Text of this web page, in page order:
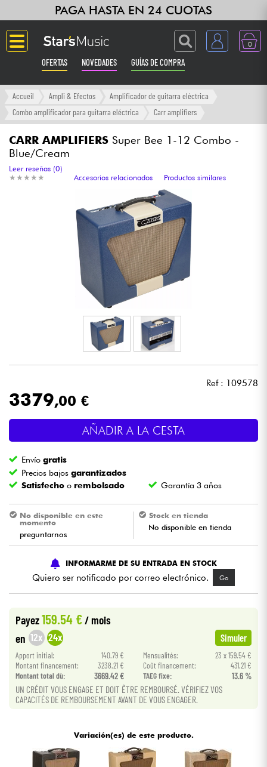
PAGA HASTA EN 24 CUOTAS
0
OFERTAS NOVEDADES GUÍAS DE COMPRA
Langue
Ampli & Efectos
Sintetizadores & samplers
Grabación
Auriculares
Luces
Batería y percusión
Vientos
Niños
Cables & Acces.
HiFi
Bundle
Ver nuestras marcas
Accueil Ampli & Efectos
Amplificador de guitarra eléctrica
Combo amplificador para guitarra eléctrica
Carr amplifiers
CARR AMPLIFIERS Super Bee 1-12 Combo -
Blue/Cream
★ ★ ★ ★ ★
★ ★ ★ ★ ★
Leer reseñas (0)
Accesorios relacionados
Productos similares
Ref : 109578
3379,00 €
AÑADIR A LA CESTA
Envíogratis
Precios bajosgarantizados
Satisfecho o rembolsado Garantía 3 años
No disponible en este
momento
preguntarnos
Stock en tienda
No disponible en tienda
INFORMARME DE SU ENTRADA EN STOCK
Quiero ser notificado por correo electrónico. Go
Payez159.54 € / mois
en 12x 24x Simuler
Apport initial: 140.79 € Mensualités:
23 x 159.54 €
Montant financement:
3238.21 € Coût financement:
431.21 €
Montant total dù:
3669.42 € TAEG fixe: 13.6 %
UN CRÉDIT VOUS ENGAGE ET DOIT ÊTRE REMBOURSÉ. VÉRIFIEZ VOS
CAPACITÉS DE REMBOURSEMENT AVANT DE VOUS ENGAGER.
Variación(es) de este producto.